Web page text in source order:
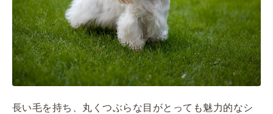
長い毛を持ち、丸くつぶらな目がとっても魅力的なシ